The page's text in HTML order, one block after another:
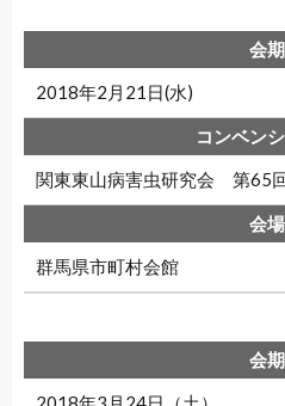
2018年2月21日(水)
関東東山病害虫研究会 第65
群馬県市町村会館